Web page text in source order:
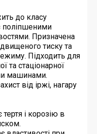
до класу
поліпшеними
Призначена
тиску та
Підходить для
та стаціонарної
машинами.
від іржі, нагару
і корозію в